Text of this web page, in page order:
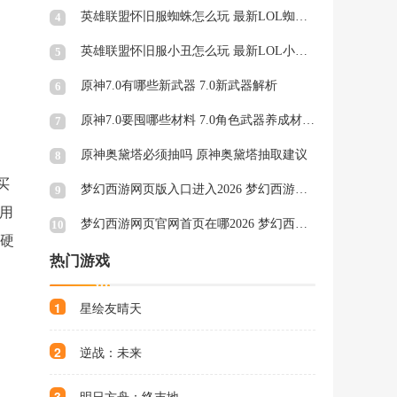
4 英雄联盟怀旧服蜘蛛怎么玩 最新LOL蜘蛛天赋符文
5 英雄联盟怀旧服小丑怎么玩 最新LOL小丑天赋符文
6 原神7.0有哪些新武器 7.0新武器解析
7 原神7.0要囤哪些材料 7.0角色武器养成材料一览
8 原神奥黛塔必须抽吗 原神奥黛塔抽取建议
9 梦幻西游网页版入口进入2026 梦幻西游网页版秒玩官网
10 梦幻西游网页官网首页在哪2026 梦幻西游网页官网页面一览
热门游戏
1 星绘友晴天
2 逆战：未来